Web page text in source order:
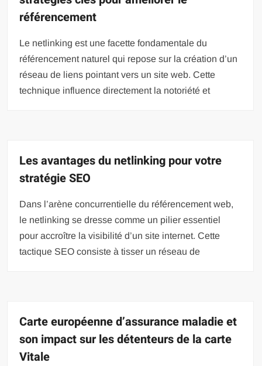
référencement
Le netlinking est une facette fondamentale du
référencement naturel qui repose sur la création d’un
réseau de liens pointant vers un site web. Cette
technique influence directement la notoriété et
Les avantages du netlinking pour votre
stratégie SEO
Dans l’arène concurrentielle du référencement web,
le netlinking se dresse comme un pilier essentiel
pour accroître la visibilité d’un site internet. Cette
tactique SEO consiste à tisser un réseau de
Carte européenne d’assurance maladie et
son impact sur les détenteurs de la carte
Vitale